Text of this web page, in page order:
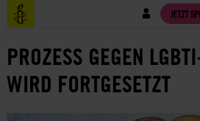
Direkt
zum
Benutzermenü JETZT
PROZESS GEGEN
WIRD FORTGESETZT